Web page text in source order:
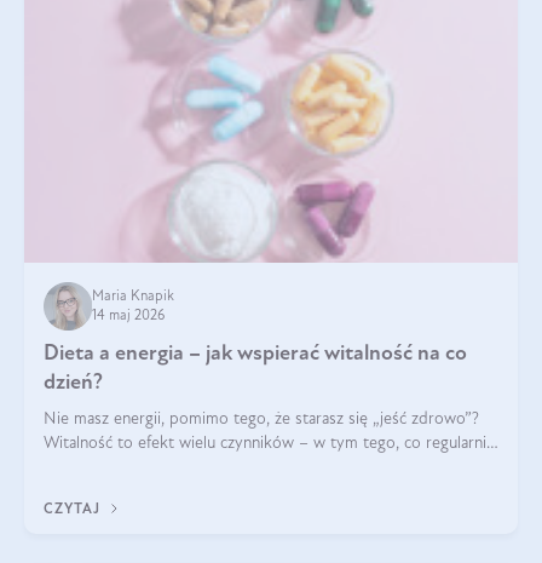
Maria Knapik
14 maj 2026
Dieta a energia – jak wspierać witalność na co
dzień?
Nie masz energii, pomimo tego, że starasz się „jeść zdrowo”?
Witalność to efekt wielu czynników – w tym tego, co regularnie
CZYTAJ